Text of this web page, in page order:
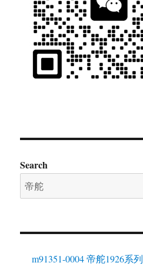
Search
m91351-0004 帝舵1926系列